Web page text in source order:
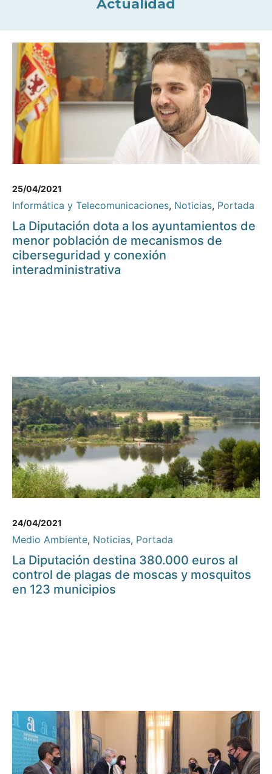
Actualidad
25/04/2021
Informática y Telecomunicaciones, Noticias, Portada
La Diputación dota a los ayuntamientos de
menor población de mecanismos de
ciberseguridad y conexión
interadministrativa
24/04/2021
Medio Ambiente, Noticias, Portada
La Diputación destina 380.000 euros al
control de plagas de moscas y mosquitos
en 123 municipios